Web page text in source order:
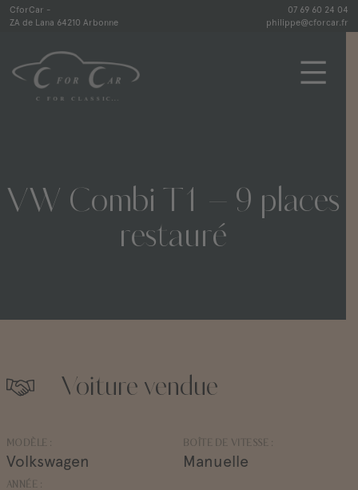
Skip
content
CforCar -
ZA de Lana 64210 Arbonne
07 69 60 24 04
philippe@cforcar.fr
VW Combi T1 – 9 places
restauré
Voiture vendue
MODÈLE :
Volkswagen
ANNÉE :
BOÎTE DE VITESSE :
Manuelle